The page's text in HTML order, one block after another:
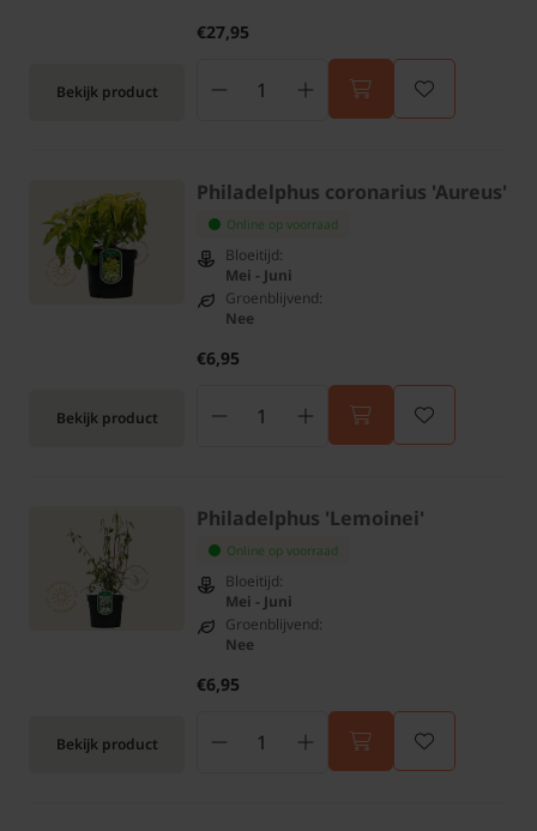
Bekijk product
€27,95
Bekijk product
Philadelphus coronarius 'Aureus'
Online op voorraad
Bloeitijd:
Mei - Juni
Groenblijvend:
Nee
€6,95
Bekijk product
Philadelphus 'Lemoinei'
Online op voorraad
Bloeitijd:
Mei - Juni
Groenblijvend:
Nee
€6,95